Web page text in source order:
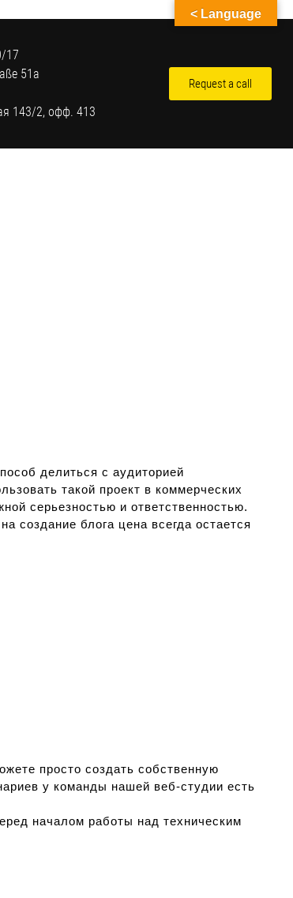
17
51a
143/2, офф. 413
Request a call
делиться с аудиторией
такой проект в коммерческих
серьезностью и ответственностью.
создание блога цена всегда остается
просто создать собственную
у команды нашей веб-студии есть
началом работы над техническим
< Language